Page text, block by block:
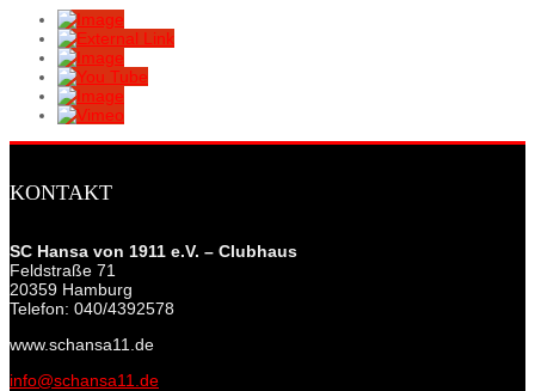
KONTAKT
SC Hansa von 1911 e.V. – Clubhaus
Feldstraße 71
20359 Hamburg
Telefon: 040/4392578
www.schansa11.de
info@schansa11.de